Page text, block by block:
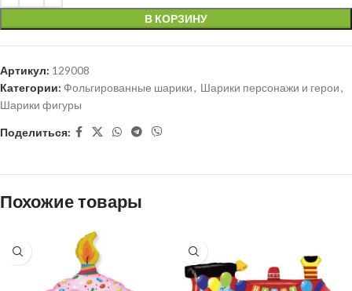
В КОРЗИНУ
Артикул: 129008
Категории: Фольгированные шарики, Шарики персонажи и герои,
Шарики фигуры
Поделиться:
Похожие товары